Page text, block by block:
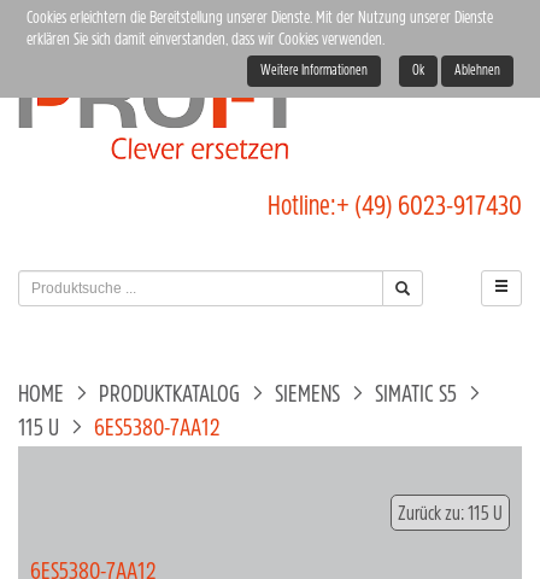
Hotline:+ (49) 6023-917430
HOME PRODUKTKATALOG SIEMENS
SIMATIC S5
115 U
6ES5380-7AA12
Zurück zu: 115 U
6ES5380-7AA12
Cookies erleichtern die Bereitstellung unserer Dienste. Mit der Nutzung unserer Dienste
erklären Sie sich damit einverstanden, dass wir Cookies verwenden.
Weitere Informationen Ok Ablehnen